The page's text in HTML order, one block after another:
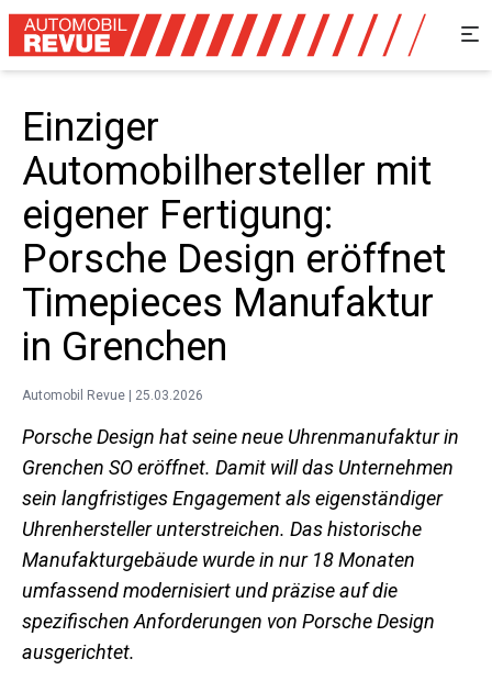
Einziger
Automobilhersteller mit
eigener Fertigung:
Porsche Design eröffnet
Timepieces Manufaktur
in Grenchen
Automobil Revue | 25.03.2026
Porsche Design hat seine neue Uhrenmanufaktur in
Grenchen SO eröffnet. Damit will das Unternehmen
sein langfristiges Engagement als eigenständiger
Uhrenhersteller unterstreichen. Das historische
Manufakturgebäude wurde in nur 18 Monaten
umfassend modernisiert und präzise auf die
spezifischen Anforderungen von Porsche Design
ausgerichtet.